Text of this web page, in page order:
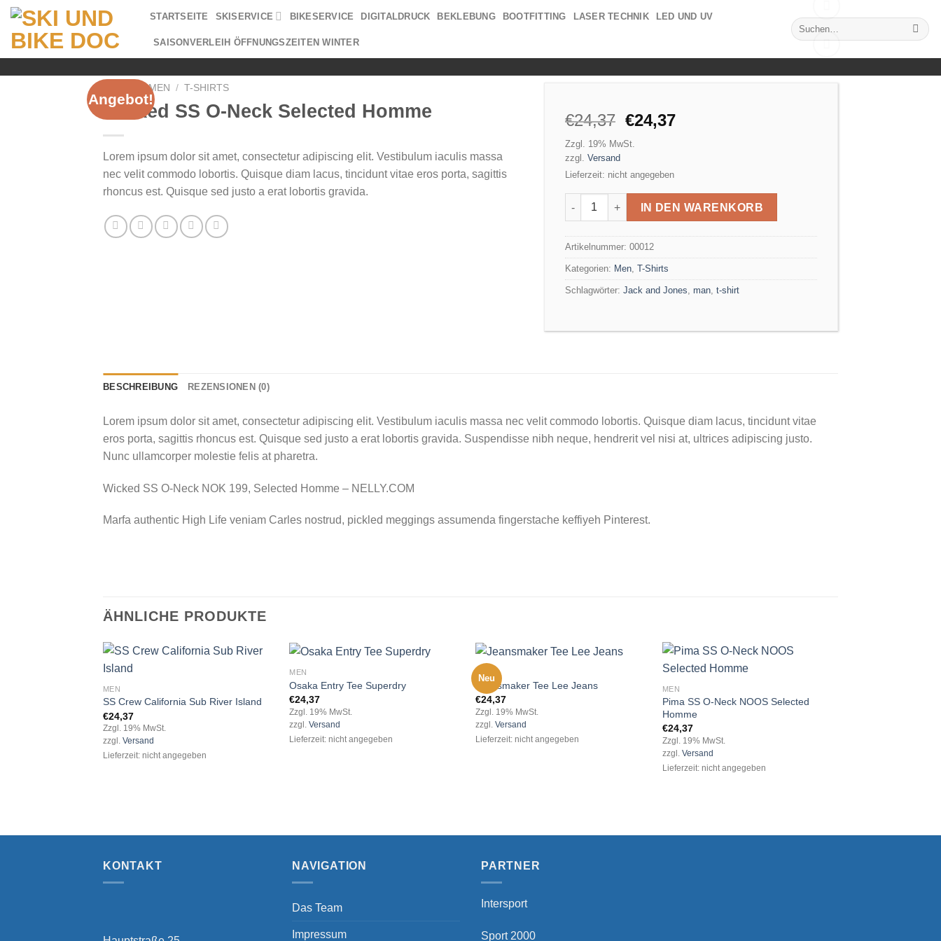
Zum
Inhalt
springen
STARTSEITE SKISERVICE BIKESERVICE DIGITALDRUCK BEKLEBUNG BOOTFITTING LASER TECHNIK LED UND UV
SAISONVERLEIH ÖFFNUNGSZEITEN WINTER
Suchen
nach:
Angebot!
MEN / T-SHIRTS
Wicked SS O-Neck Selected Homme
Lorem ipsum dolor sit amet, consectetur adipiscing elit. Vestibulum iaculis massa
nec velit commodo lobortis. Quisque diam lacus, tincidunt vitae eros porta, sagittis
rhoncus est. Quisque sed justo a erat lobortis gravida.
€24,37 Ursprünglicher
Preis
war:
€24,37
€24,37Aktueller
Zzgl. 19% MwSt.
zzgl. Versand
Lieferzeit: nicht angegeben
Wicked SS O-Neck Selected Homme Menge
IN DEN WARENKORB
Artikelnummer: 00012
Kategorien: Men T-Shirts
Schlagwörter: Jack and Jones man t-shirt
BESCHREIBUNG REZENSIONEN (0)
Lorem ipsum dolor sit amet, consectetur adipiscing elit. Vestibulum iaculis massa nec velit commodo lobortis. Quisque diam lacus, tincidunt vitae
eros porta, sagittis rhoncus est. Quisque sed justo a erat lobortis gravida. Suspendisse nibh neque, hendrerit vel nisi at, ultrices adipiscing justo.
Nunc ullamcorper molestie felis at pharetra.
Wicked SS O-Neck NOK 199, Selected Homme – NELLY.COM
Marfa authentic High Life veniam Carles nostrud, pickled meggings assumenda fingerstache keffiyeh Pinterest.
ÄHNLICHE PRODUKTE
Add to
MEN
SS Crew California Sub River Island
€24,37
Zzgl. 19% MwSt.
zzgl. Versand
Lieferzeit: nicht angegeben
MEN
Osaka Entry Tee Superdry
€24,37
Zzgl. 19% MwSt.
zzgl.Versand
Lieferzeit: nicht angegeben
Neu
Jeansmaker Tee Lee Jeans
€24,37
Zzgl. 19% MwSt.
zzgl.Versand
Lieferzeit: nicht angegeben
Add to
MEN
Pima SS O-Neck NOOS Selected
Homme
€24,37
Zzgl. 19% MwSt.
zzgl. Versand
Lieferzeit: nicht angegeben
KONTAKT NAVIGATION
Das Team
Impressum
PARTNER
Intersport
Sport 2000